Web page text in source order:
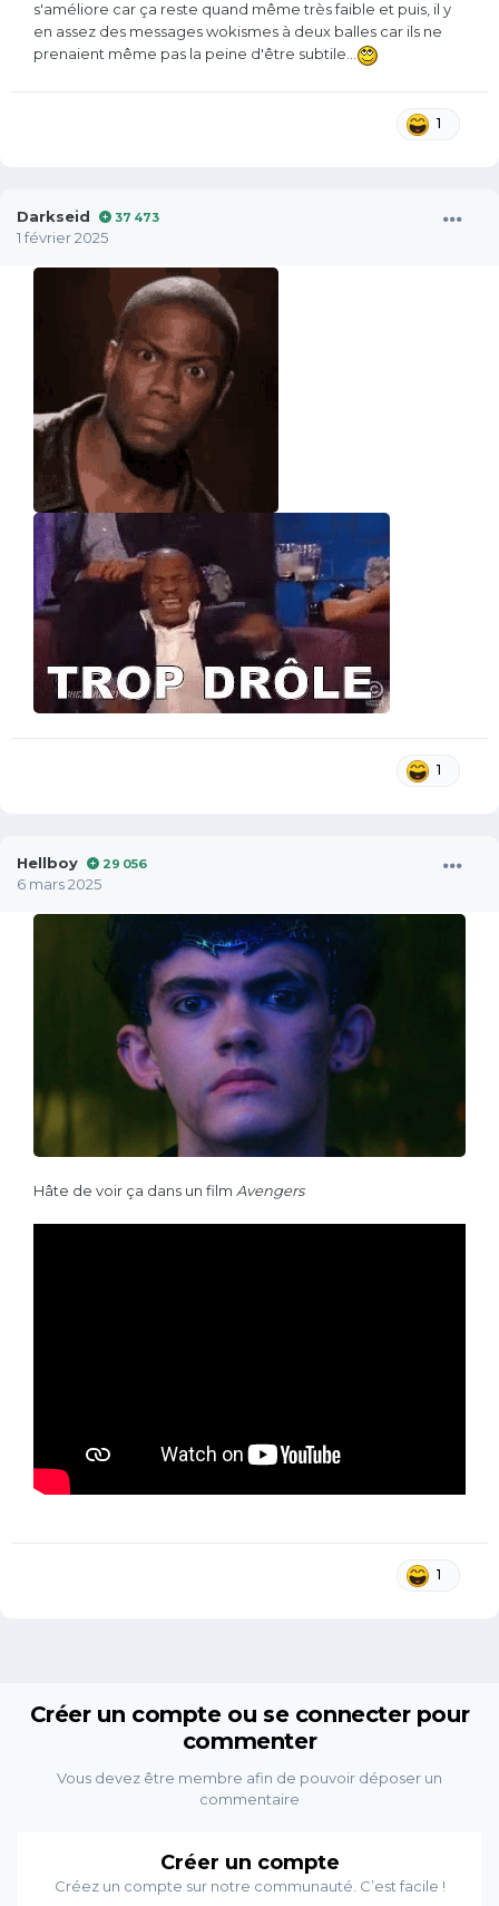
s'améliore car ça reste quand même très faible et puis, il y
en assez des messages wokismes à deux balles car ils ne
prenaient même pas la peine d'être subtile...
1
Darkseid 37 473
1 février 2025
1
Hellboy 29 056
6 mars 2025
Hâte de voir ça dans un film Avengers
1
Créer un compte ou se connecter pour
commenter
Vous devez être membre afin de pouvoir déposer un
commentaire
Créer un compte
Créez un compte sur notre communauté. C’est facile !